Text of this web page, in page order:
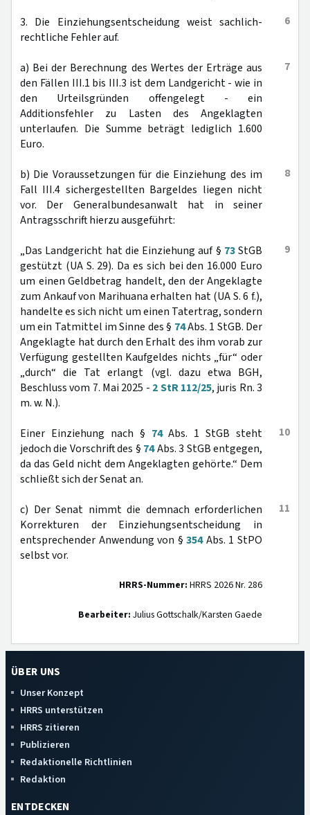
6
3. Die Einziehungsentscheidung weist sachlich-
rechtliche Fehler auf.
7
a) Bei der Berechnung des Wertes der Erträge aus
den Fällen III.1 bis III.3 ist dem Landgericht - wie in
den Urteilsgründen offengelegt - ein
Additionsfehler zu Lasten des Angeklagten
unterlaufen. Die Summe beträgt lediglich 1.600
Euro.
8
b) Die Voraussetzungen für die Einziehung des im
Fall III.4 sichergestellten Bargeldes liegen nicht
vor. Der Generalbundesanwalt hat in seiner
Antragsschrift hierzu ausgeführt:
9
„Das Landgericht hat die Einziehung auf § 73StGB
gestützt (UA S. 29). Da es sich bei den 16.000 Euro
um einen Geldbetrag handelt, den der Angeklagte
zum Ankauf von Marihuana erhalten hat (UA S. 6 f.),
handelte es sich nicht um einen Tatertrag, sondern
um ein Tatmittel im Sinne des § 74Abs. 1 StGB. Der
Angeklagte hat durch den Erhalt des ihm vorab zur
Verfügung gestellten Kaufgeldes nichts „für“ oder
„durch“ die Tat erlangt (vgl. dazu etwa BGH,
Beschluss vom 7. Mai 2025 - 2 StR 112/25, juris Rn. 3
m. w. N.).
10
Einer Einziehung nach § 74Abs. 1 StGB steht
jedoch die Vorschrift des § 74Abs. 3 StGB entgegen,
da das Geld nicht dem Angeklagten gehörte.“ Dem
schließt sich der Senat an.
11
c) Der Senat nimmt die demnach erforderlichen
Korrekturen der Einziehungsentscheidung in
entsprechender Anwendung von §354Abs. 1 StPO
selbst vor.
HRRS-Nummer: HRRS 2026 Nr. 286
Bearbeiter: Julius Gottschalk/Karsten Gaede
ÜBER UNS
Unser Konzept
HRRS unterstützen
HRRS zitieren
Publizieren
Redaktionelle Richtlinien
Redaktion
ENTDECKEN